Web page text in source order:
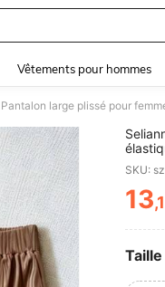
Vêtements pour hommes
et
SKU:
13
Taille